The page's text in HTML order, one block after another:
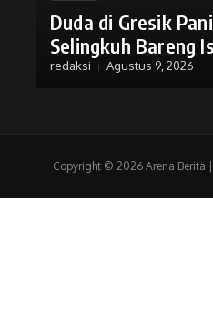
Duda di Gresik
Selingkuh Bareng
redaksi Agustus 9, 2026
Copyright © 2026 Arena Berita